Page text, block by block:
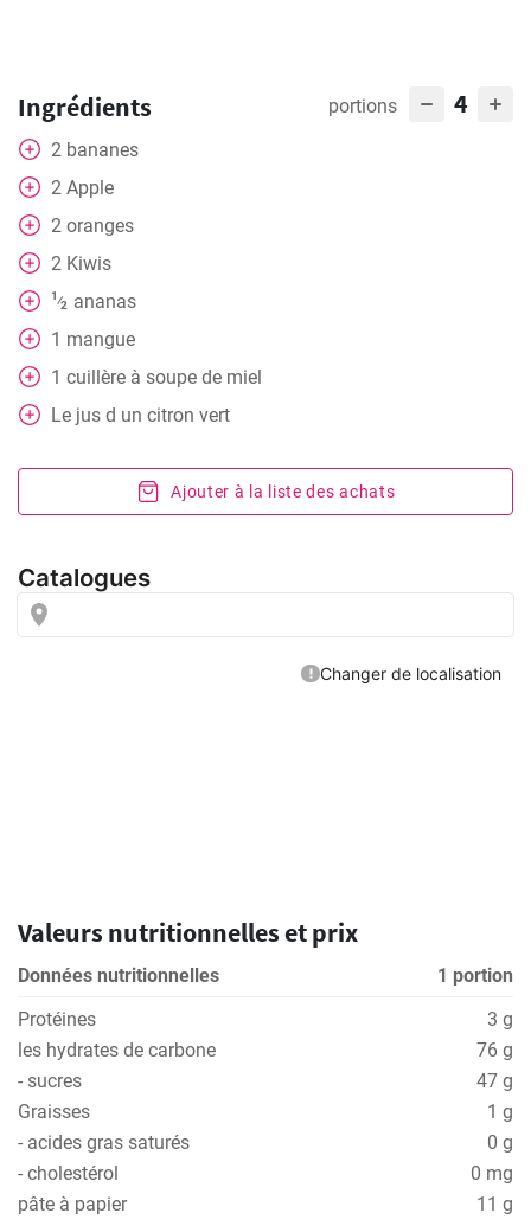
Ingrédients portions 4
2 bananes
2 Apple
2 oranges
2 Kiwis
1⁄2
ananas
1 mangue
1 cuillère à soupe de miel
Le jus d un citron vert
Ajouter à la liste des achats
Valeurs nutritionnelles et prix
Données nutritionnelles
1 portion
Protéines
3 g
les hydrates de carbone
76 g
- sucres
47 g
Graisses
1 g
- acides gras saturés
0 g
- cholestérol
0 mg
pâte à papier
11 g